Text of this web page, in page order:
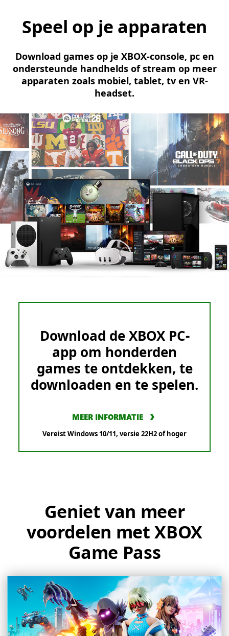
Speel op je apparaten
Download games op je XBOX-console, pc en
ondersteunde handhelds of stream op meer
apparaten zoals mobiel, tablet, tv en VR-
headset.
Download de XBOX PC-
app om honderden
games te ontdekken, te
downloaden en te spelen.
MEER INFORMATIE
Vereist Windows 10/11, versie 22H2 of hoger
Geniet van meer
voordelen met XBOX
Game Pass